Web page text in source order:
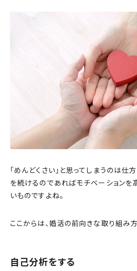
「めんどくさい」と思ってしまうのは仕
を続けるのであればモチベーションを
いものですよね。
ここからは、婚活の前向きな取り組み方
自己分析をする